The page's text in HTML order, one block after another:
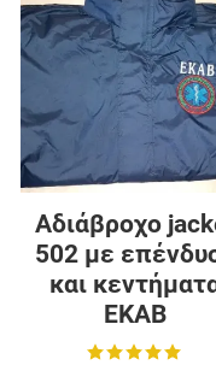
Αδιάβροχο
502 με
και
ΕΚΑΒ